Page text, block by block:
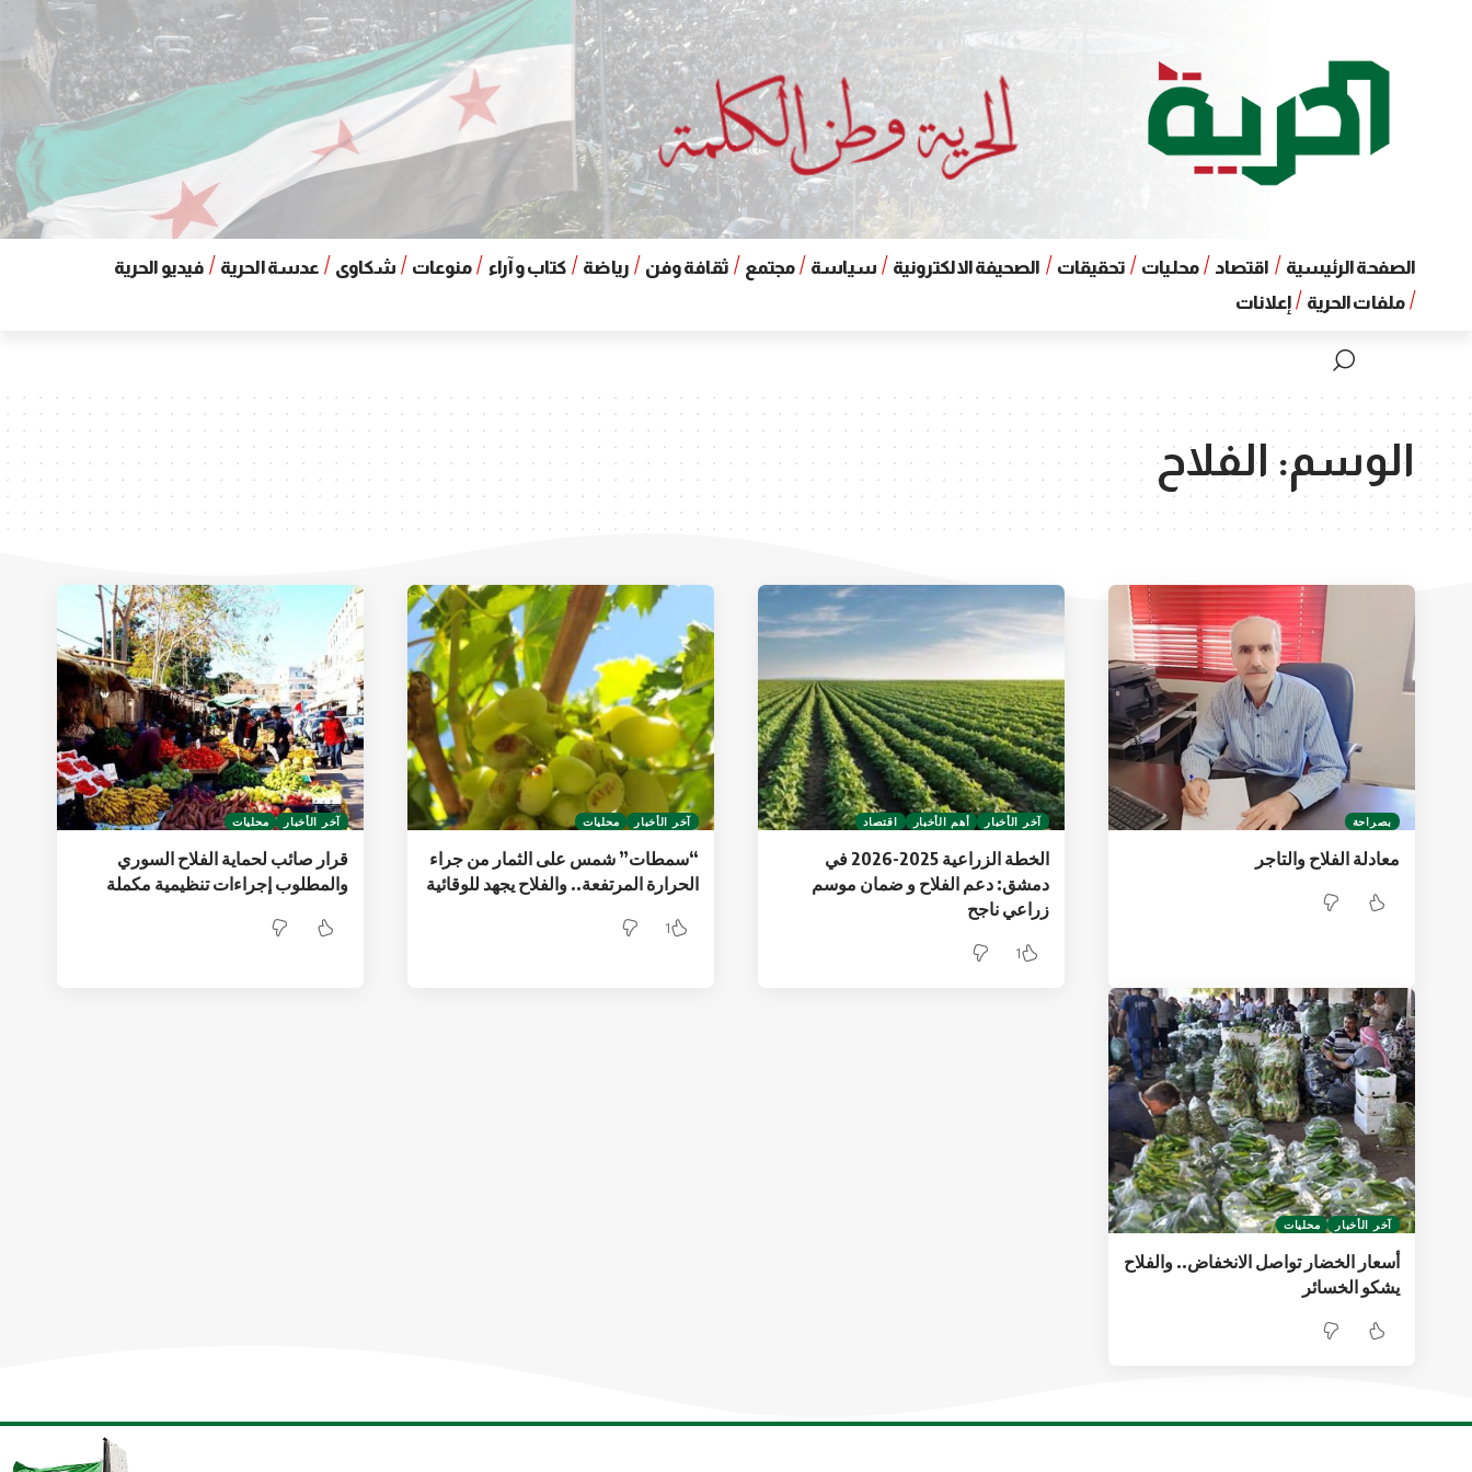
الصفحة الرئيسية اقتصاد محليات تحقيقات الصحيفة الالكترونية سياسة مجتمع ثقافة وفن رياضة كتاب و آراء منوعات شكاوى عدسة الحرية
فيديو الحرية
ملفات الحرية
إعلانات
الوسم:الفلاح
بصراحة
معادلة الفلاح والتاجر
آخر الأخبار أهم الأخبار اقتصاد
الخطة الزراعية 2025-2026 في
دمشق: دعم الفلاح و ضمان موسم
زراعي ناجح
1
آخر الأخبار محليات
“سمطات” شمس على الثمار من جراء
الحرارة المرتفعة.. والفلاح يجهد للوقائية
1
آخر الأخبار محليات
قرار صائب لحماية الفلاح السوري
والمطلوب إجراءات تنظيمية مكملة
آخر الأخبار محليات
أسعار الخضار تواصل الانخفاض.. والفلاح
يشكو الخسائر